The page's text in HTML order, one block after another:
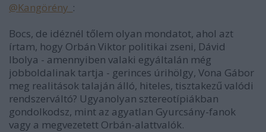
@Kangörény_ :
Bocs, de idéznél tőlem olyan mondatot, ahol azt
írtam, hogy Orbán Viktor politikai zseni, Dávid
Ibolya - amennyiben valaki egyáltalán még
jobboldalinak tartja - gerinces úrihölgy, Vona Gábor
meg realitások talaján álló, hiteles, tisztakezű valódi
rendszerváltó? Ugyanolyan sztereotípiákban
gondolkodsz, mint az agyatlan Gyurcsány-fanok
vagy a megvezetett Orbán-alattvalók.